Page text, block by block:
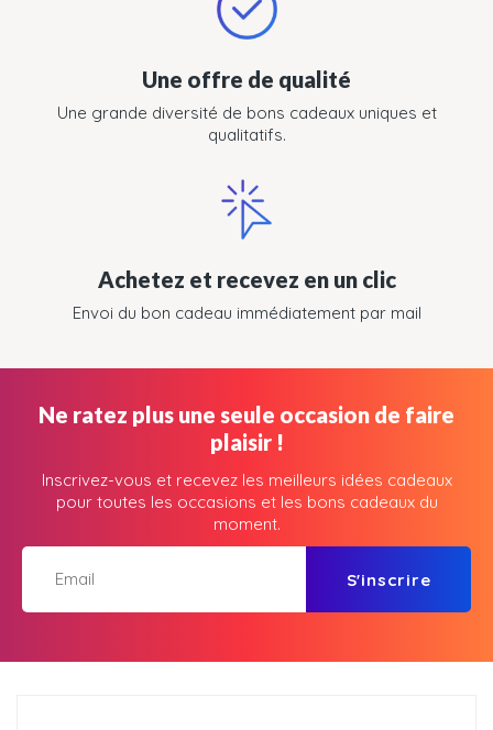
Une offre de qualité
Une grande diversité de bons cadeaux uniques et
qualitatifs.
Achetez et recevez en un clic
Envoi du bon cadeau immédiatement par mail
Ne ratez plus une seule occasion de faire
plaisir !
Inscrivez-vous et recevez les meilleurs idées cadeaux
pour toutes les occasions et les bons cadeaux du
moment.
S'inscrire